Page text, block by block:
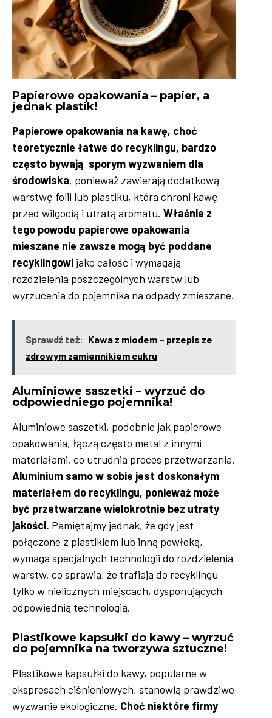
Papierowe opakowania – papier, a
jednak plastik!
Papierowe opakowania na kawę, choć
teoretycznie łatwe do recyklingu, bardzo
często bywają sporym wyzwaniem dla
środowiska, ponieważ zawierają dodatkową
warstwę folii lub plastiku, która chroni kawę
przed wilgocią i utratą aromatu. Właśnie z
tego powodu papierowe opakowania
mieszane nie zawsze mogą być poddane
recyklingowi jako całość i wymagają
rozdzielenia poszczególnych warstw lub
wyrzucenia do pojemnika na odpady zmieszane.
Sprawdź też: Kawa z miodem – przepis ze
zdrowym zamiennikiem cukru
Aluminiowe saszetki – wyrzuć do
odpowiedniego pojemnika!
Aluminiowe saszetki, podobnie jak papierowe
opakowania, łączą często metal z innymi
materiałami, co utrudnia proces przetwarzania.
Aluminium samo w sobie jest doskonałym
materiałem do recyklingu, ponieważ może
być przetwarzane wielokrotnie bez utraty
jakości. Pamiętajmy jednak, że gdy jest
połączone z plastikiem lub inną powłoką,
wymaga specjalnych technologii do rozdzielenia
warstw, co sprawia, że trafiają do recyklingu
tylko w nielicznych miejscach, dysponujących
odpowiednią technologią.
Plastikowe kapsułki do kawy – wyrzuć
do pojemnika na tworzywa sztuczne!
Plastikowe kapsułki do kawy, popularne w
ekspresach ciśnieniowych, stanowią prawdziwe
wyzwanie ekologiczne. Choć niektóre firmy